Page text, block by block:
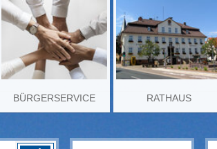
BÜRGERSERVICE RATHAUS